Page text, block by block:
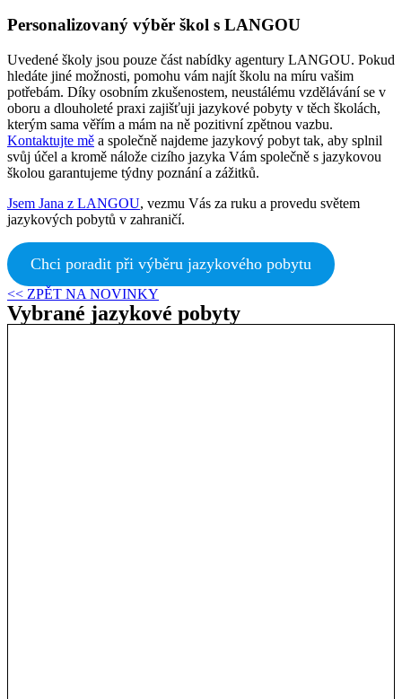
Personalizovaný výběr škol s LANGOU
Uvedené školy jsou pouze část nabídky agentury LANGOU. Pokud
hledáte jiné možnosti, pomohu vám najít školu na míru vašim
potřebám. Díky osobním zkušenostem, neustálému vzdělávání se v
oboru a dlouholeté praxi zajišťuji jazykové pobyty v těch školách,
kterým sama věřím a mám na ně pozitivní zpětnou vazbu.
Kontaktujte mě a společně najdeme jazykový pobyt tak, aby splnil
svůj účel a kromě nálože cizího jazyka Vám společně s jazykovou
školou garantujeme týdny poznání a zážitků.
Jsem Jana z LANGOU, vezmu Vás za ruku a provedu světem
jazykových pobytů v zahraničí.
Chci poradit při výběru jazykového pobytu
<< ZPĚT NA NOVINKY
Vybrané jazykové pobyty